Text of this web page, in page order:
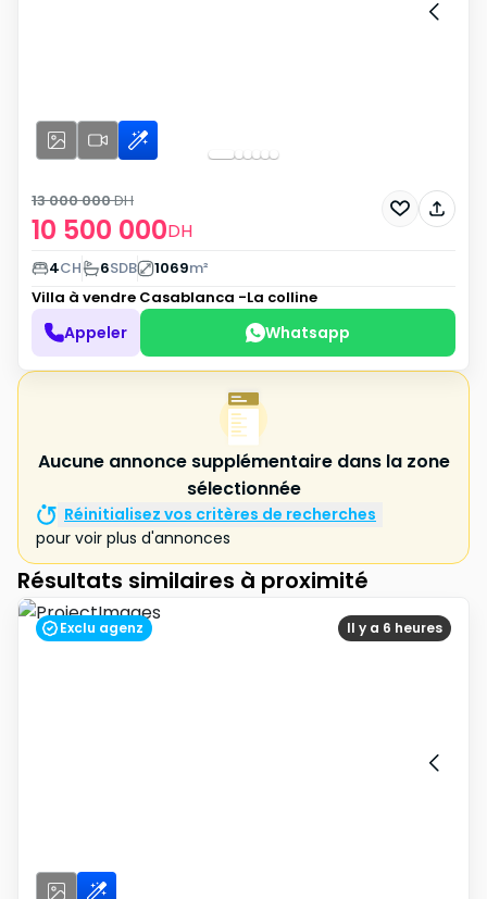
10 500 000DH
13 000 000DH
4CH 6SDB 1069m²
Villa à vendre Casablanca -La colline
Appeler Whatsapp
Aucune annonce supplémentaire dans la zone
sélectionnée
Réinitialisez vos critères de recherches
pour voir plus d'annonces
Résultats similaires à proximité
Il y a 6 heures
Exclu agenz